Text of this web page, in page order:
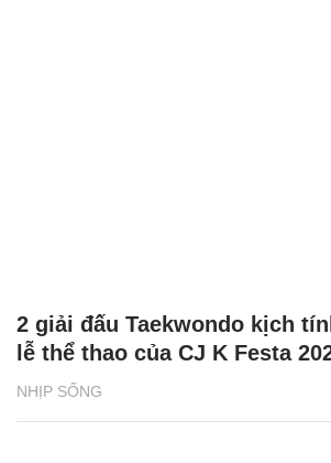
NHỊP SỐNG
2 giải đấu Taekwondo kịch
lễ thể thao của CJ K Festa